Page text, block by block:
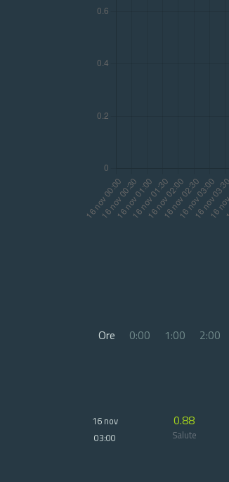
Ore 0:00 1:00 2:00
16 nov
03:00
0.88
Salute